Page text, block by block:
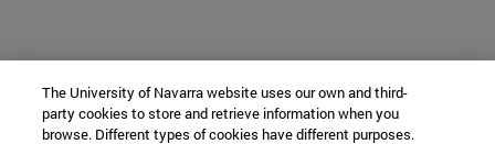
The University of Navarra website uses our own and third-
party cookies to store and retrieve information when you
browse. Different types of cookies have different purposes.